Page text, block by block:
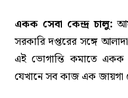
একক সেবা কেন্দ্র চালু:
সরকারি দপ্তরের সঙ্গে
এই ভোগান্তি কমাতে একক
যেখানে সব কাজ এক জায়গা